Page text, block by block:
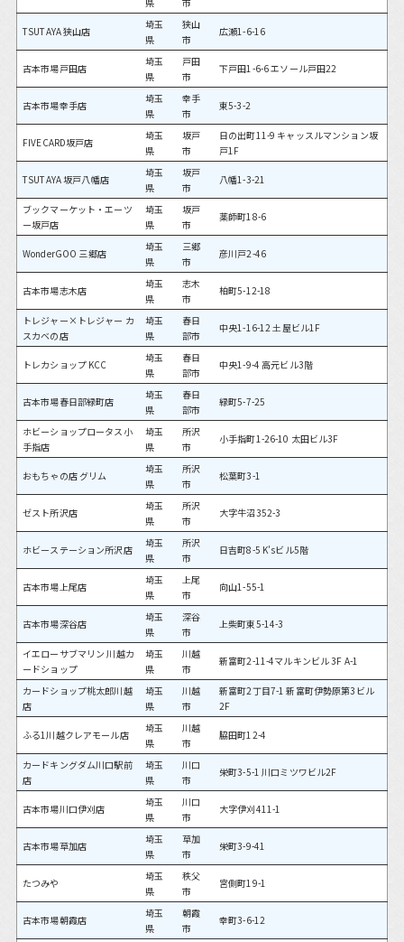
TSUTAYA 狭山店
埼玉
県
狭山
市
広瀬1-6-16
古本市場戸田店
埼玉
県
戸田
市
下戸田1-6-6 エソール戸田22
古本市場幸手店
埼玉
県
幸手
市
東5-3-2
FIVECARD坂戸店
埼玉
県
坂戸
市
日の出町11-9 キャッスルマンション坂
戸1F
TSUTAYA 坂戸八幡店
埼玉
県
坂戸
市
八幡1-3-21
ブックマーケット・エーツ
ー坂戸店
埼玉
県
坂戸
市
薬師町18-6
WonderGOO 三郷店
埼玉
県
三郷
市
彦川戸2-46
古本市場志木店
埼玉
県
志木
市
柏町5-12-18
トレジャー×トレジャー カ
スカベの店
埼玉
県
春日
部市
中央1-16-12 土屋ビル1F
トレカショップ KCC
埼玉
県
春日
部市
中央1-9-4 高元ビル3階
古本市場春日部緑町店
埼玉
県
春日
部市
緑町5-7-25
ホビーショップロータス小
手指店
埼玉
県
所沢
市
小手指町1-26-10 太田ビル3F
おもちゃの店 グリム
埼玉
県
所沢
市
松葉町3-1
ゼスト所沢店
埼玉
県
所沢
市
大字牛沼352-3
ホビーステーション所沢店
埼玉
県
所沢
市
日吉町8-5 K’sビル5階
古本市場上尾店
埼玉
県
上尾
市
向山1-55-1
古本市場深谷店
埼玉
県
深谷
市
上柴町東5-14-3
イエローサブマリン 川越カ
ードショップ
埼玉
県
川越
市
新富町2-11-4マルキンビル 3F A-1
カードショップ桃太郎川越
店
埼玉
県
川越
市
新富町2丁目7-1 新富町伊勢原第3ビル
2F
ふる1川越クレアモール店
埼玉
県
川越
市
脇田町12-4
カードキングダム川口駅前
店
埼玉
県
川口
市
栄町3-5-1 川口ミツワビル2F
古本市場川口伊刈店
埼玉
県
川口
市
大字伊刈411-1
古本市場草加店
埼玉
県
草加
市
栄町3-9-41
たつみや
埼玉
県
秩父
市
宮側町19-1
古本市場朝霞店
埼玉
県
朝霞
市
幸町3-6-12